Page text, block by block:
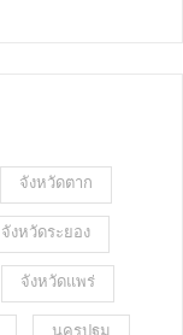
จังหวัดตาก
จังหวัดระยอง
จังหวัดแพร่